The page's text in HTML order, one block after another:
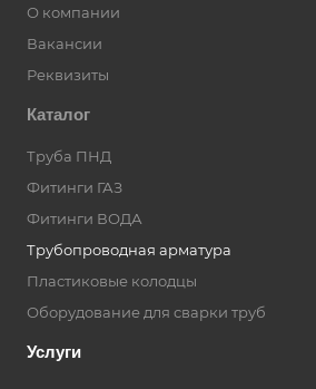
О компании
Вакансии
Реквизиты
Каталог
Труба ПНД
Фитинги ГАЗ
Фитинги ВОДА
Трубопроводная арматура
Пластиковые колодцы
Оборудование для сварки труб
Услуги